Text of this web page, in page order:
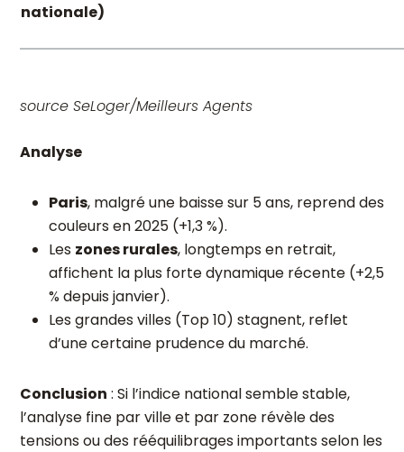
nationale)
source SeLoger/Meilleurs Agents
Analyse
Paris, malgré une baisse sur 5 ans, reprend des
couleurs en 2025 (+1,3 %).
Les zones rurales, longtemps en retrait,
affichent la plus forte dynamique récente (+2,5
% depuis janvier).
Les grandes villes (Top 10) stagnent, reflet
d’une certaine prudence du marché.
Conclusion : Si l’indice national semble stable,
l’analyse fine par ville et par zone révèle des
tensions ou des rééquilibrages importants selon les